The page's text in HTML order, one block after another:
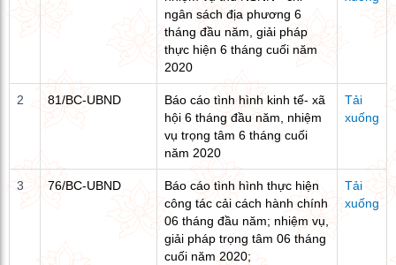
ngân sách địa phương 6
tháng đầu năm, giải pháp
thực hiện 6 tháng cuối năm
2020
2 81/BC-UBND
Báo cáo tình hình kinh tế- xã
hội 6 tháng đầu năm, nhiệm
vụ trọng tâm 6 tháng cuối
năm 2020
Tải
xuống
3 76/BC-UBND
Báo cáo tình hình thực hiện
công tác cải cách hành chính
06 tháng đầu năm; nhiệm vụ,
giải pháp trọng tâm 06 tháng
cuối năm 2020;
Tải
xuống